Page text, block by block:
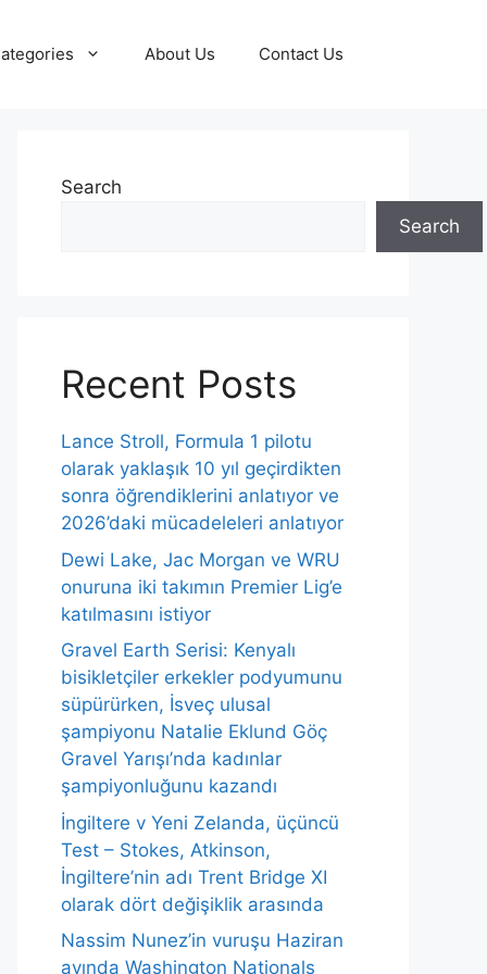
About Us Contact Us
Search
Search
Recent Posts
Lance Stroll, Formula 1 pilotu
olarak yaklaşık 10 yıl geçirdikten
sonra öğrendiklerini anlatıyor ve
2026’daki mücadeleleri anlatıyor
Dewi Lake, Jac Morgan ve WRU
onuruna iki takımın Premier Lig’e
katılmasını istiyor
Gravel Earth Serisi: Kenyalı
bisikletçiler erkekler podyumunu
süpürürken, İsveç ulusal
şampiyonu Natalie Eklund Göç
Gravel Yarışı’nda kadınlar
şampiyonluğunu kazandı
İngiltere v Yeni Zelanda, üçüncü
Test – Stokes, Atkinson,
İngiltere’nin adı Trent Bridge XI
olarak dört değişiklik arasında
Nassim Nunez’in vuruşu Haziran
ayında Washington Nationals